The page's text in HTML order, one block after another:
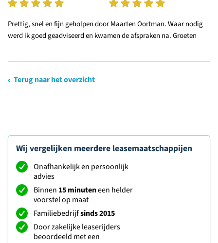
Prettig, snel en fijn geholpen door Maarten Oortman. Waar nodig
werd ik goed geadviseerd en kwamen de afspraken na. Groeten
Terug naar het overzicht
Wij vergelijken meerdere leasemaatschappijen
Onafhankelijk en persoonlijk
advies
Binnen 15 minuteneen helder
voorstel op maat
Familiebedrijfsinds 2015
Door zakelijke leaserijders
beoordeeld met een